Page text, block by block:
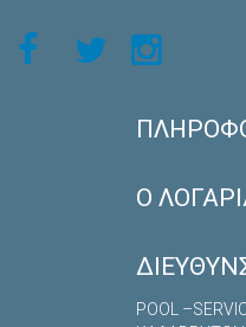
Ο
POOL